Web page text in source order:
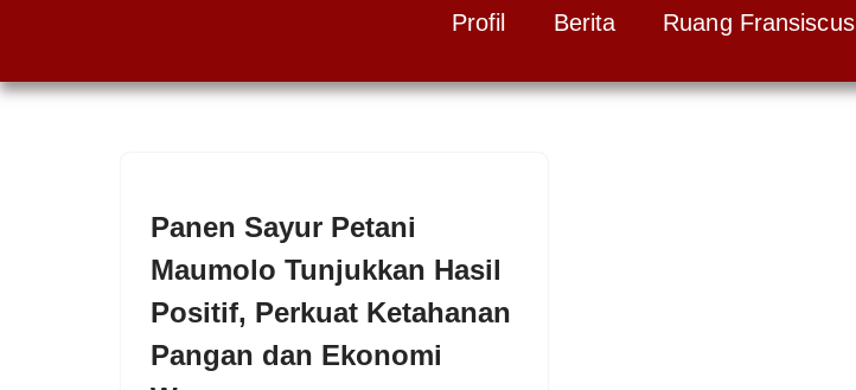
to
Profil Berita Ruang Fransiscus
Panen Sayur Petani
Maumolo Tunjukkan Hasil
Positif, Perkuat Ketahanan
Pangan dan Ekonomi